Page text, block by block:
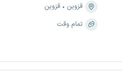
قزوین
قزوین
تمام وقت